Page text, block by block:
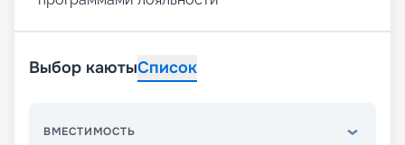
Выбор каютыСписок
ВМЕСТИМОСТЬ